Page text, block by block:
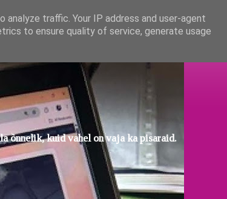
õnnelik, kuid vahel on vaja ka pisaraid.
traffic. Your IP address and user-agent
to ensure quality of service, generate usage